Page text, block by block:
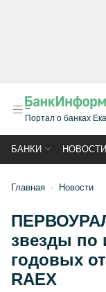
Портал о банках
БАНКИ НОВОСТИ
Главная Новости
звезды по
годовых
RAEX